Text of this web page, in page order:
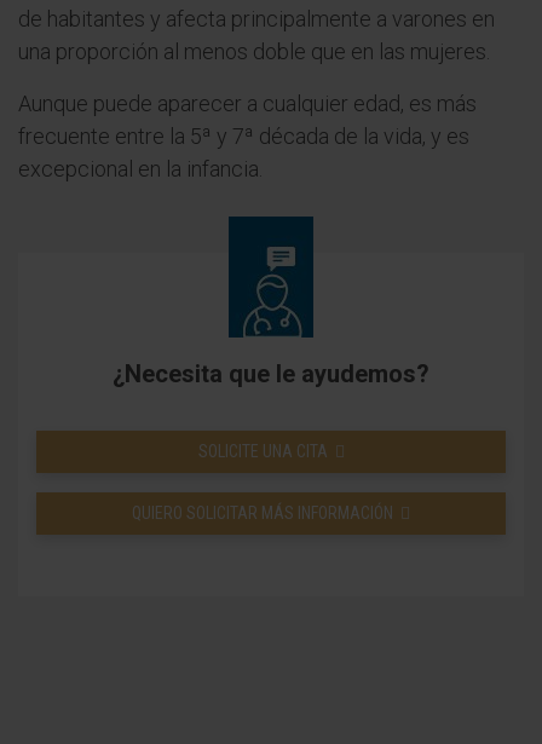
de habitantes y afecta principalmente a varones en
una proporción al menos doble que en las mujeres.
Aunque puede aparecer a cualquier edad, es más
frecuente entre la 5ª y 7ª década de la vida, y es
excepcional en la infancia.
¿Necesita que le ayudemos?
SOLICITE UNA CITA
QUIERO SOLICITAR MÁS INFORMACIÓN